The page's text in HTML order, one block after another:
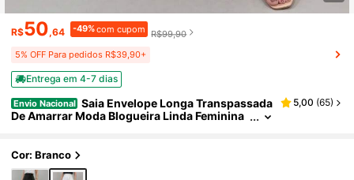
R$50,64 -49%com cupom R$99,90
5% OFF Para pedidos R$39,90+
Entrega em 4-7 dias
Envio Nacional Saia Envelope Longa Transpassada
De Amarrar Moda Blogueira Linda Feminina
5,00 (65)
Cor: Branco